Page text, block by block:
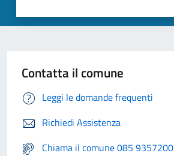
Contatta il comune
Leggi le domande frequenti
Richiedi Assistenza
Chiama il comune 085 9357200